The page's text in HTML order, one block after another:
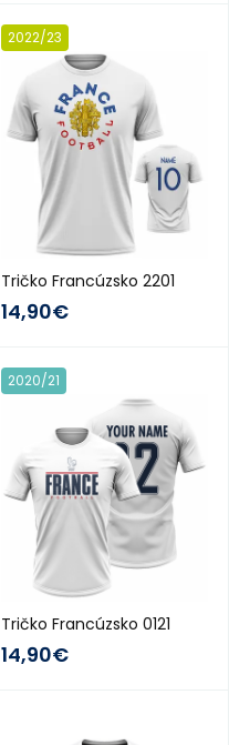
2022/23
Tričko Francúzsko 2201
14,90€
2020/21
Tričko Francúzsko 0121
14,90€